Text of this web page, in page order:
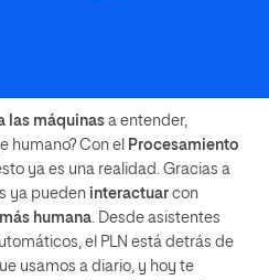
las máquinas a entender,
humano? Con el Procesamiento
ya es una realidad. Gracias a
ya pueden interactuar con
humana. Desde asistentes
el PLN está detrás de
usamos a diario, y hoy te